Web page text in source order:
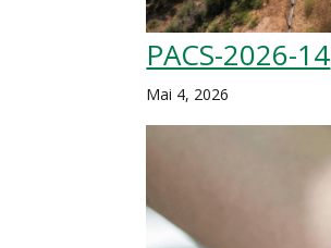
PACS-2026-14
Mai 4, 2026